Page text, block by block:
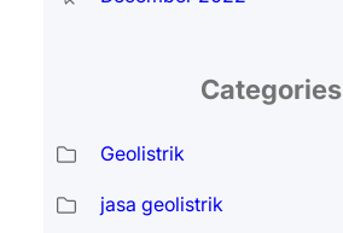
Categories
Geolistrik
jasa geolistrik